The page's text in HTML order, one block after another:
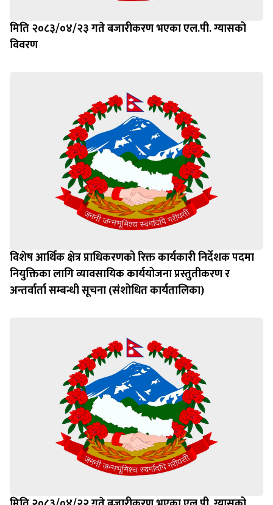
मिति २०८३/०४/२३ गते बजारीकरण भएका एल.पी. ग्यासको
विवरण
विशेष आर्थिक क्षेत्र प्राधिकरणको रिक्त कार्यकारी निर्देशक पदमा
नियुक्तिका लागि व्यावसायिक कार्ययोजना प्रस्तुतीकरण र
अन्तर्वार्ता सम्बन्धी सूचना (संशोधित कार्यतालिका)